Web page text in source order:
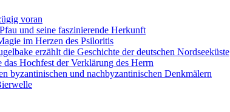
voran
und seine faszinierende Herkunft
im Herzen des Psiloritis
erzählt die Geschichte der deutschen Nordseeküste
Hochfest der Verklärung des Herrn
byzantinischen und nachbyzantinischen Denkmälern